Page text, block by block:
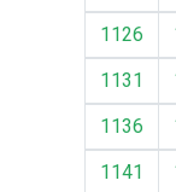
1126
1131
1136
1141